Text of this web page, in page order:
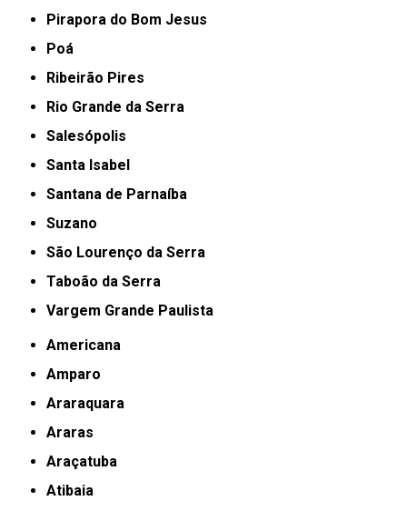
Pirapora do Bom Jesus
Poá
Ribeirão Pires
Rio Grande da Serra
Salesópolis
Santa Isabel
Santana de Parnaíba
Suzano
São Lourenço da Serra
Taboão da Serra
Vargem Grande Paulista
Americana
Amparo
Araraquara
Araras
Araçatuba
Atibaia